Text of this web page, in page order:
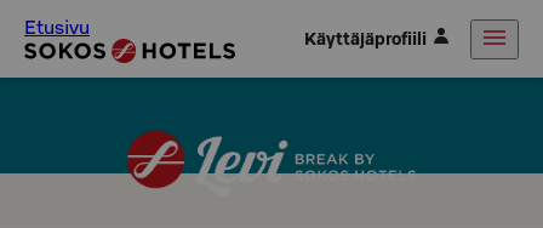
Etusivu Käyttäjäprofiili